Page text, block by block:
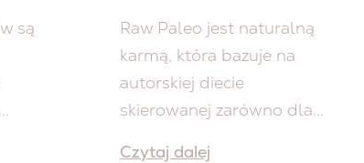
są
Raw Paleo jest naturalną
karmą, która bazuje na
autorskiej diecie
skierowanej zarówno dla...
Czytaj dalej